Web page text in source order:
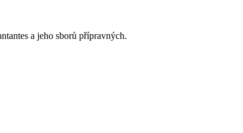
a jeho sborů přípravných.